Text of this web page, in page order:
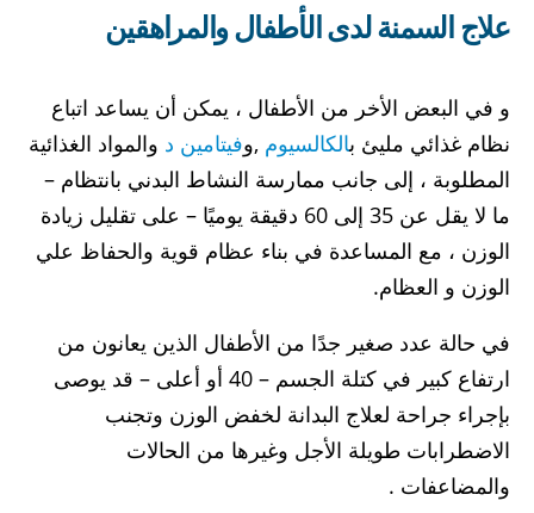
علاجالسمنةلدى الأطفال والمراهقين
و في البعض الأخر من الأطفال ، يمكن أن يساعد اتباع
نظام غذائي مليئ بالكالسيوم ,وفيتامين د والمواد الغذائية
المطلوبة ، إلى جانب ممارسة النشاط البدني بانتظام –
ما لا يقل عن 35 إلى 60 دقيقة يوميًا – على تقليل زيادة
الوزن ، مع المساعدة في بناء عظام قوية والحفاظ علي
الوزن و العظام.
في حالة عدد صغير جدًا من الأطفال الذين يعانون من
ارتفاع كبير في كتلة الجسم – 40 أو أعلى – قد يوصى
بإجراء جراحة لعلاج البدانة لخفض الوزن وتجنب
الاضطرابات طويلة الأجل وغيرها من الحالات
والمضاعفات .